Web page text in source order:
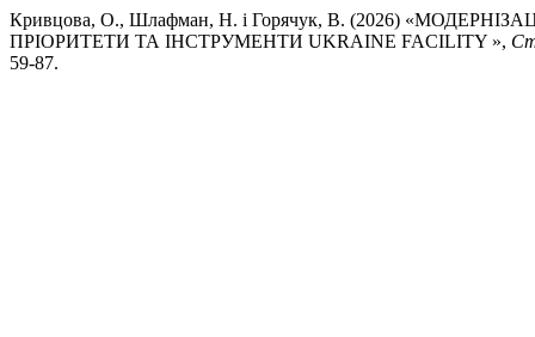
Кривцова, О., Шлафман, Н. і Горячук, В. (2026)
ПРІОРИТЕТИ ТА ІНСТРУМЕНТИ UKRAINE FACILITY »,
59-87.